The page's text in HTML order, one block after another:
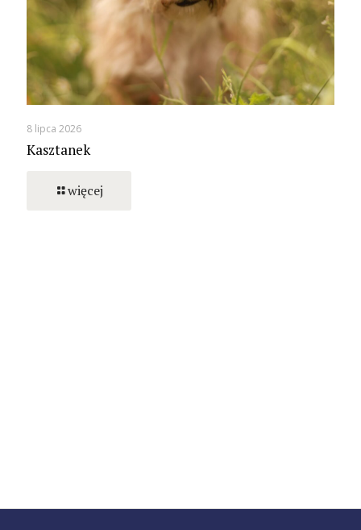
8 lipca 2026
Kasztanek
więcej